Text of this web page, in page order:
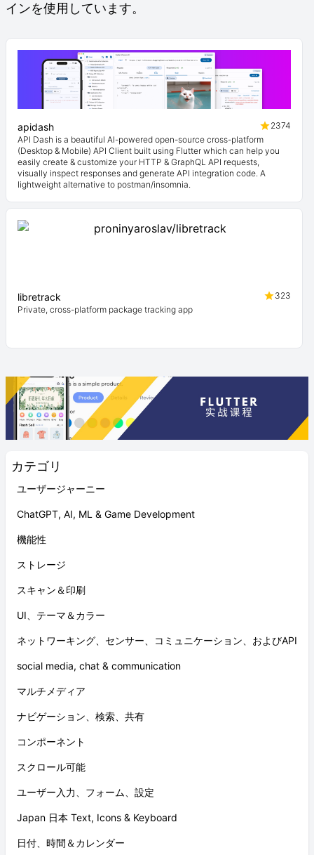
カテゴリ
ユーザージャーニー
ChatGPT, AI, ML & Game Development
機能性
ストレージ
スキャン＆印刷
UI、テーマ＆カラー
ネットワーキング、センサー、コミュニケーション、およびAPI
social media, chat & communication
マルチメディア
ナビゲーション、検索、共有
コンポーネント
スクロール可能
ユーザー入力、フォーム、設定
Japan 日本 Text, Icons & Keyboard
日付、時間＆カレンダー
インを使用しています。
apidash
2374
API Dash is a beautiful AI-powered open-source cross-platform
(Desktop & Mobile) API Client built using Flutter which can help you
easily create & customize your HTTP & GraphQL API requests,
visually inspect responses and generate API integration code. A
lightweight alternative to postman/insomnia.
libretrack
323
Private, cross-platform package tracking app